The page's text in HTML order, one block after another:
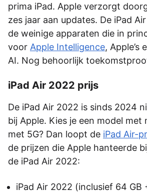
prima iPad. Apple verzorgt
zes jaar aan updates. De iPad
de weinige apparaten die in
voor Apple Intelligence, Apple’s
AI. Nog behoorlijk
iPad Air 2022 prijs
De iPad Air 2022 is sinds 2024
bij Apple. Kies je een model met
met 5G? Dan loopt de iPad Air-
de prijzen die Apple hanteerde
de iPad Air 2022:
iPad Air 2022 (inclusief 64 GB